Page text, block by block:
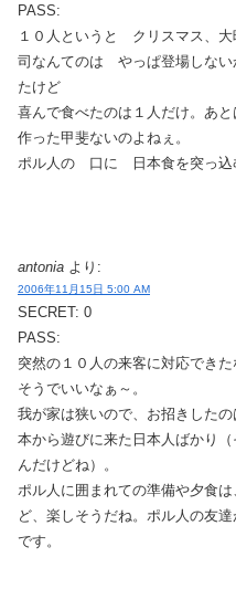
PASS:
１０人というと クリスマス、
司なんてのは やっぱ登場しな
たけど
喜んで食べたのは１人だけ。あ
作った甲斐ないのよねぇ。
ポル人の 口に 日本食を突っ込
antonia より:
2006年11月15日 5:00 AM
SECRET: 0
PASS:
突然の１０人の来客に対応でき
そうでいいなぁ～。
我が家は狭いので、お招きした
本から遊びに来た日本人ばかり
んだけどね）。
ポル人に囲まれての準備や夕食
ど、楽しそうだね。ポル人の友
です。